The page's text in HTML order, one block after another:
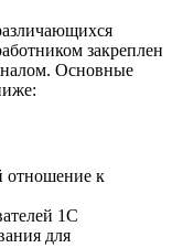
закреплен
Основные
отношение к
1С
для